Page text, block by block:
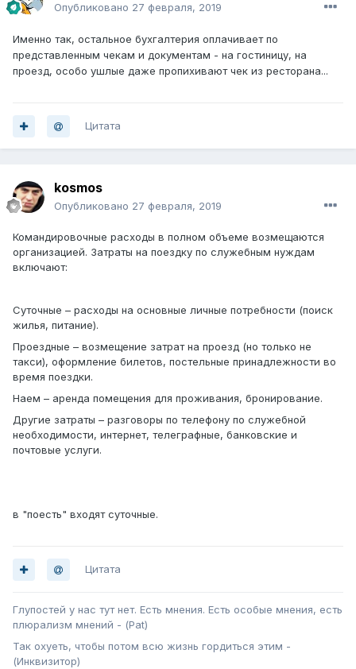
Опубликовано 27 февраля, 2019
Именно так, остальное бухгалтерия оплачивает по
представленным чекам и документам - на гостиницу, на
проезд, особо ушлые даже пропихивают чек из ресторана...
Цитата
kosmos
Опубликовано 27 февраля, 2019
Командировочные расходы в полном объеме возмещаются
организацией. Затраты на поездку по служебным нуждам
включают:
Суточные – расходы на основные личные потребности (поиск
жилья, питание).
Проездные – возмещение затрат на проезд (но только не
такси), оформление билетов, постельные принадлежности во
время поездки.
Наем – аренда помещения для проживания, бронирование.
Другие затраты – разговоры по телефону по служебной
необходимости, интернет, телеграфные, банковские и
почтовые услуги.
в "поесть" входят суточные.
Цитата
Глупостей у нас тут нет. Есть мнения. Есть особые мнения, есть
плюрализм мнений - (Pat)
Так охуеть, чтобы потом всю жизнь гордиться этим -
(Инквизитор)